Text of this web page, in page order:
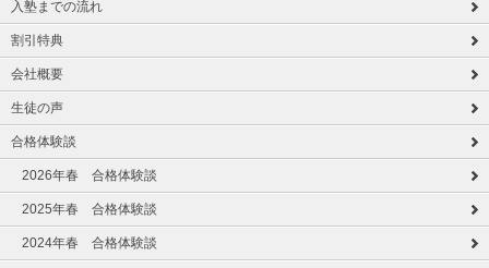
入塾までの流れ
割引特典
会社概要
生徒の声
合格体験談
2026年春 合格体験談
2025年春 合格体験談
2024年春 合格体験談